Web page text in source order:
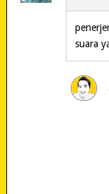
suara